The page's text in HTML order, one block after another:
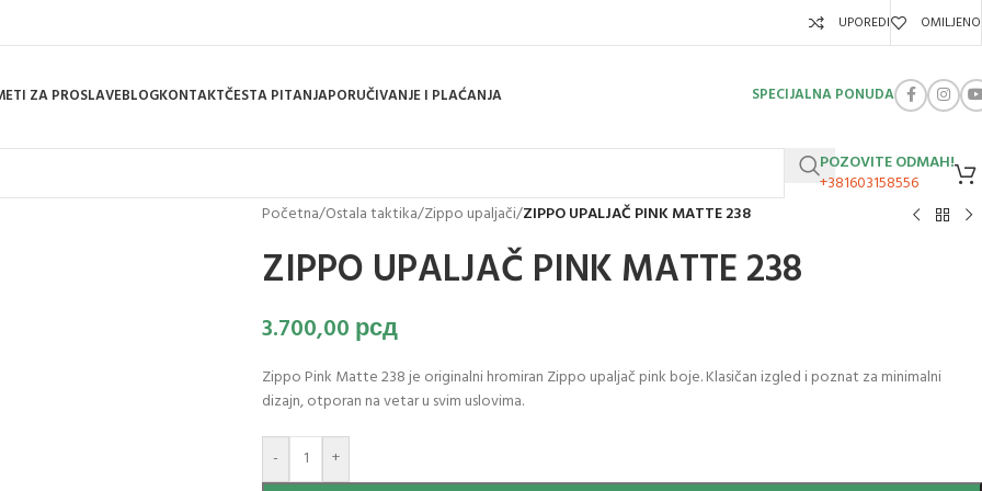
UPOREDI OMILJENO
ZA PROSLAVEBLOGKONTAKTČESTA PITANJAPORUČIVANJE I PLAĆANJA SPECIJALNA PONUDA
POZOVITE ODMAH!
+381603158556
Početna/Ostala taktika/Zippo upaljači/ZIPPO UPALJAČ PINK MATTE 238
ZIPPO UPALJAČ PINK MATTE 238
3.700,00 рсд
Zippo Pink Matte 238 je originalni hromiran Zippo upaljač pink boje. Klasičan izgled i poznat za minimalni
dizajn, otporan na vetar u svim uslovima.
- +